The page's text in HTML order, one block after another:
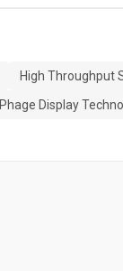
High Throughput
Phage Display